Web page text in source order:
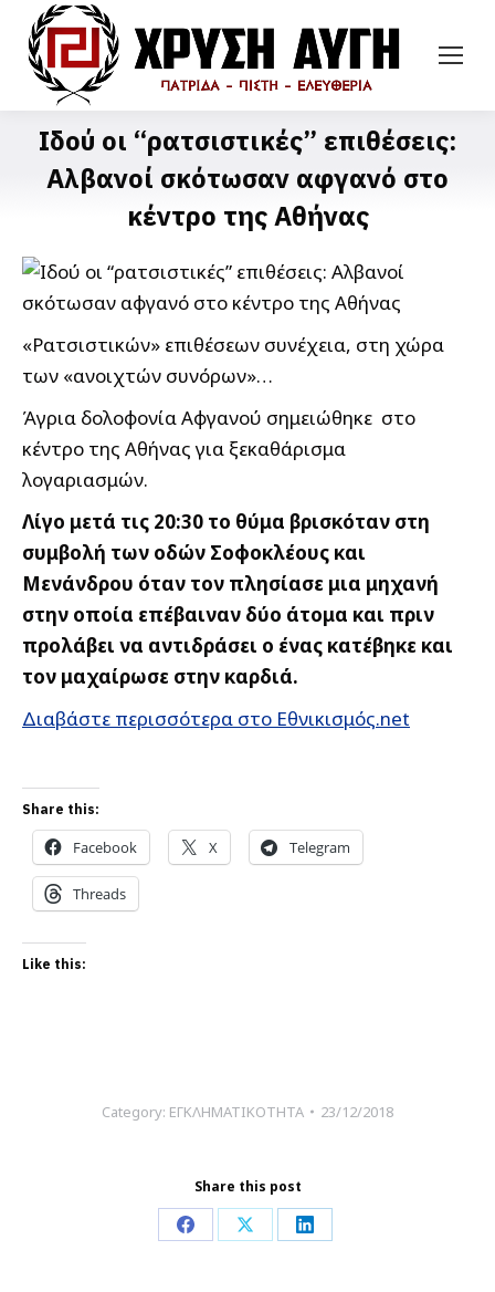
Ιδού οι “ρατσιστικές” επιθέσεις:
Αλβανοί σκότωσαν αφγανό στο
κέντρο της Αθήνας
«Ρατσιστικών» επιθέσεων συνέχεια, στη χώρα
των «ανοιχτών συνόρων»…
Άγρια δολοφονία Αφγανού σημειώθηκε στο
κέντρο της Αθήνας για ξεκαθάρισμα
λογαριασμών.
Λίγο μετά τις 20:30 το θύμα βρισκόταν στη
συμβολή των οδών Σοφοκλέους και
Μενάνδρου όταν τον πλησίασε μια μηχανή
στην οποία επέβαιναν δύο άτομα και πριν
προλάβει να αντιδράσει ο ένας κατέβηκε και
τον μαχαίρωσε στην καρδιά.
Διαβάστε περισσότερα στο Εθνικισμός.net
Share this:
Facebook X Telegram
Threads
Like this:
Category: ΕΓΚΛΗΜΑΤΙΚΟΤΗΤΑ 23/12/2018
Share this post
Share Share Share